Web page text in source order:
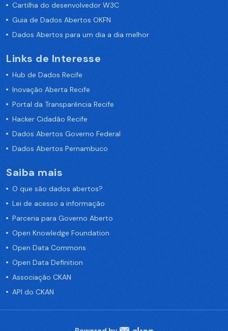
Cartilha do desenvolvedor W3C
Guia de Dados Abertos OKFN
Dados Abertos para um dia a dia melhor
Links de Interesse
Hub de Dados Recife
Inovação Aberta Recife
Portal da Transparência Recife
Hacker Cidadão Recife
Dados Abertos Governo Federal
Dados Abertos Pernambuco
Saiba mais
O que são dados abertos?
Lei de acesso a informação
Parceria para Governo Aberto
Open Knowledge Foundation
Open Data Commons
Open Data Definition
Associação CKAN
API do CKAN